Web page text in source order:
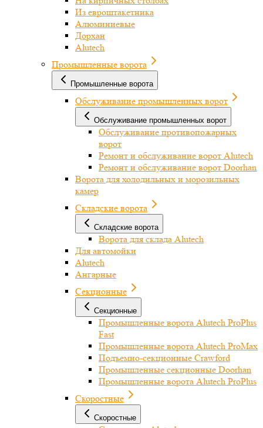
Из евроштакетника
Алюминиевые
Дорхан
Alutech
Промышленные ворота
Промышленные ворота
Обслуживание промышленных ворот
Обслуживание промышленных ворот
Обслуживание противопожарных
ворот
Ремонт и обслуживание ворот Alutech
Ремонт и обслуживание ворот Doorhan
Ворота для холодильных и морозильных
камер
Складские ворота
Складские ворота
Ворота для склада Alutech
Для автомойки
Alutech
Ангарные
Секционные
Секционные
Промышленные ворота Alutech ProPlus
Fast
Промышленные ворота Alutech ProMax
Подъемно-секционные Crawford
Промышленные секционные Doorhan
Промышленные ворота Alutech ProPlus
Скоростные
Скоростные